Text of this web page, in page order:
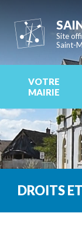
Site
Saint-
VOTRE
MAIRIE
DROITS